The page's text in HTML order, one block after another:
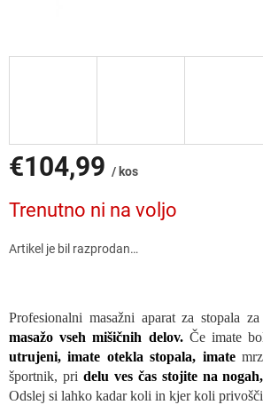
€104,99 / kos
mere:
Trenutno ni na voljo
Artikel je bil razprodan…
Profesionalni masažni aparat za stopala za
masažo vseh mišičnih delov. Če imate
utrujeni, imate otekla stopala, imate
športnik, pri delu ves čas stojite na
Odslej si lahko kadar koli in kjer koli